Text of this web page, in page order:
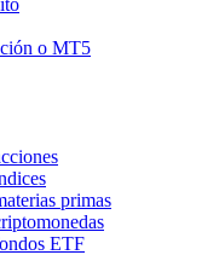
o MT5
primas
ETF